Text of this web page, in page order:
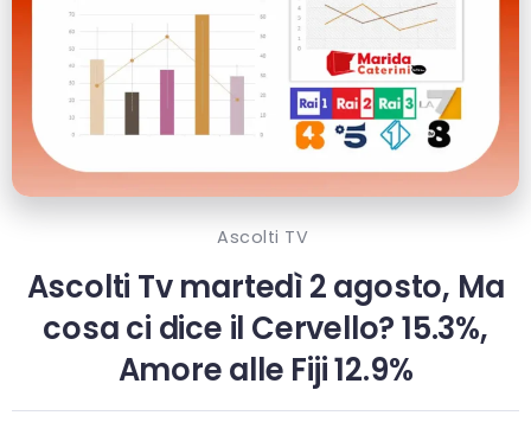
Ascolti TV
Ascolti Tv martedì 2 agosto, Ma
cosa ci dice il Cervello? 15.3%,
Amore alle Fiji 12.9%